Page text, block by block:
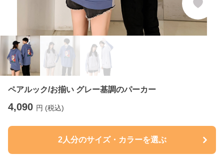
ペアルック/お揃い グレー基調のパーカー
4,090 円 (税込)
2人分のサイズ・カラーを選ぶ